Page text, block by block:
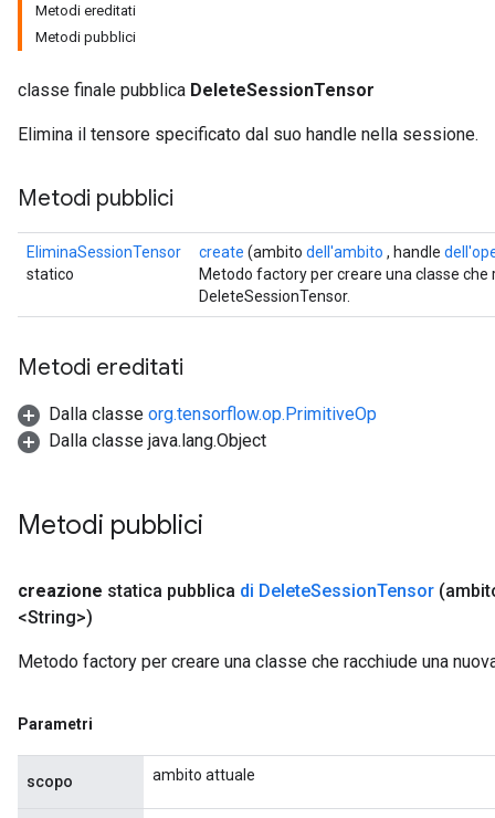
Metodi ereditati
Metodi pubblici
classe finale pubblica DeleteSessionTensor
Elimina il tensore specificato dal suo handle nella sessione.
Metodi pubblici
EliminaSessionTensor
statico
create (ambito dell'ambito , handle
Metodo factory per creare una classe
DeleteSessionTensor.
Metodi ereditati
Dalla classe org.tensorflow.op.PrimitiveOp
Dalla classe java.lang.Object
Metodi pubblici
creazione statica pubblica di DeleteSessionTensor
<String>)
Metodo factory per creare una classe che racchiude una
Parametri
scopo ambito attuale